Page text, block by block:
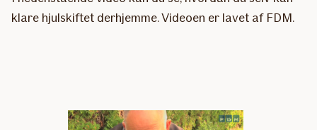
klare hjulskiftet derhjemme. Videoen er lavet af FDM.